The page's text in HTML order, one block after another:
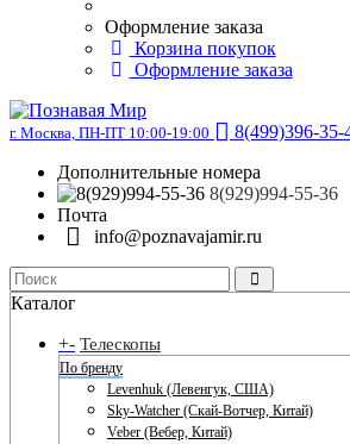
Оформление заказа
Корзина покупок
Оформление заказа
г. Москва, ПН-ПТ 10:00-19:00
8(499)396-35-
Дополнительные номера
8(929)994-55-36
Почта
info@poznavajamir.ru
Каталог
+- Телескопы
По бренду
Levenhuk (Левенгук, США)
Sky-Watcher (Скай-Вотчер, Китай)
Veber (Вебер, Китай)